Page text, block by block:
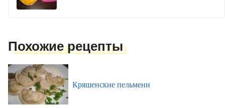
Похожие рецепты
Кряшенские пельмени